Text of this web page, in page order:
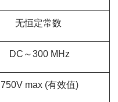
无恒定常数
DC～300 MHz
750V max (有效值)